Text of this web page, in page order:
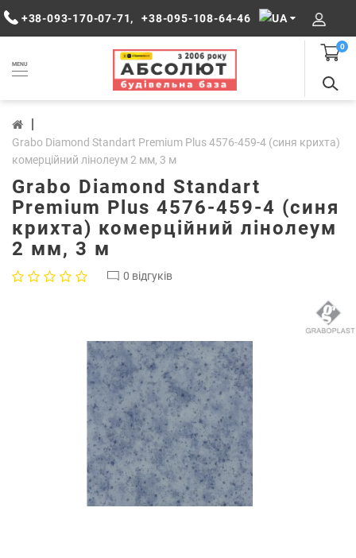
+38-093-170-07-71, +38-095-108-64-46
MENU
0
Grabo Diamond Standart Premium Plus 4576-459-4 (синя крихта)
комерційний лінолеум 2 мм, 3 м
Grabo Diamond Standart
Premium Plus 4576-459-4 (синя
крихта) комерційний лінолеум
2 мм, 3 м
0 відгуків